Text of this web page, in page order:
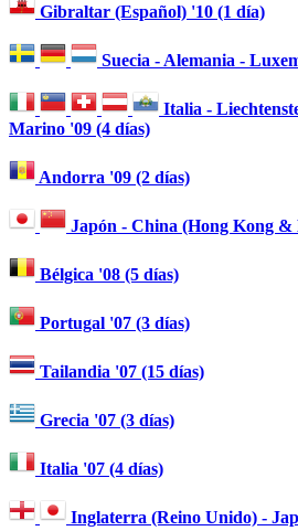
Gibraltar (Español) '10 (1 día)
Suecia - Alemania -
Italia -
Marino '09 (4 días)
Andorra '09 (2 días)
Japón - China (Hong Kong &
Bélgica '08 (5 días)
Portugal '07 (3 días)
Tailandia '07 (15 días)
Grecia '07 (3 días)
Italia '07 (4 días)
Inglaterra (Reino Unido) -